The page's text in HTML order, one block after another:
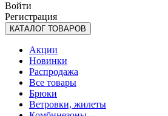
Войти
Регистрация
КАТАЛОГ ТОВАРОВ
Акции
Новинки
Распродажа
Все товары
Брюки
Ветровки, жилеты